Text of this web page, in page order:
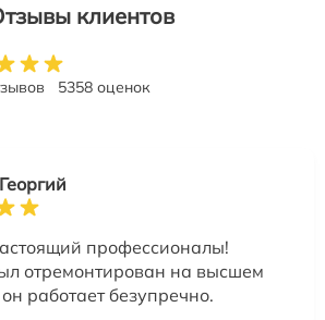
клиентов
5358 оценок
профессионалы!
отремонтирован на высшем
работает безупречно.